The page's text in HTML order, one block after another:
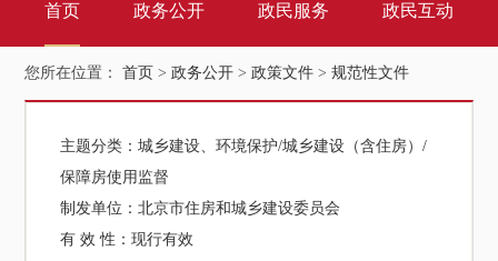
首页 政务公开 政民服务 政民互动
您所在位置：首页 >政务公开 >政策文件 >规范性文件
主题分类：城乡建设、环境保护/城乡建设（含住房）/
保障房使用监督
制发单位：北京市住房和城乡建设委员会
有 效 性：现行有效